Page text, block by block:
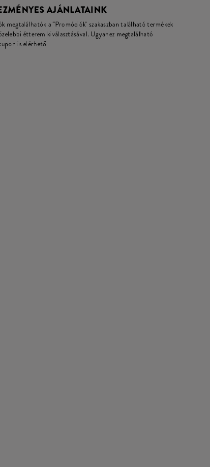
AJÁNLATAINK
a "Promóciók" szakaszban található termékek
étterem kiválasztásával. Ugyanez megtalálható
is elérhető